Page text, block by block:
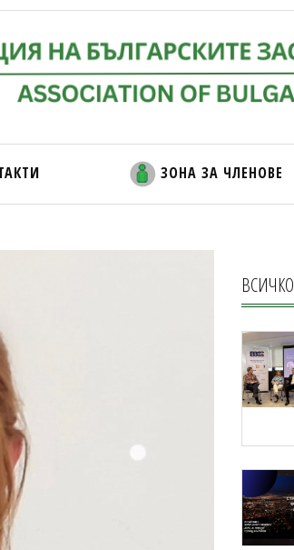
ЗОНА ЗА ЧЛЕНОВЕ
ВСИЧКО